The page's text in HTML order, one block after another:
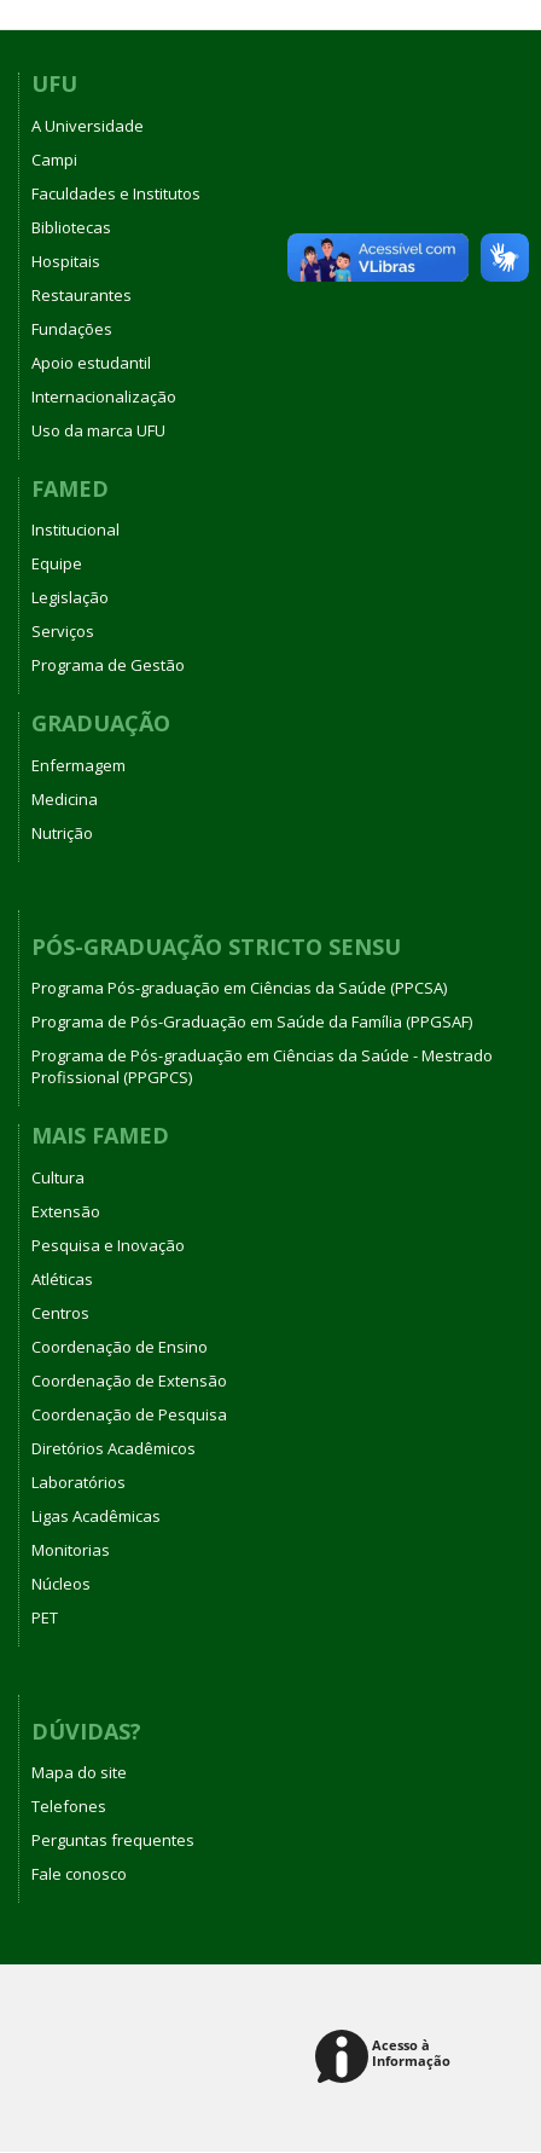
UFU
A Universidade
Campi
Faculdades e Institutos
Bibliotecas
Hospitais
Restaurantes
Fundações
Apoio estudantil
Internacionalização
Uso da marca UFU
FAMED
Institucional
Equipe
Legislação
Serviços
Programa de Gestão
GRADUAÇÃO
Enfermagem
Medicina
Nutrição
PÓS-GRADUAÇÃO STRICTO SENSU
Programa Pós-graduação em Ciências da Saúde (PPCSA)
Programa de Pós-Graduação em Saúde da Família (PPGSAF)
Programa de Pós-graduação em Ciências da Saúde - Mestrado
Profissional (PPGPCS)
MAIS FAMED
Cultura
Extensão
Pesquisa e Inovação
Atléticas
Centros
Coordenação de Ensino
Coordenação de Extensão
Coordenação de Pesquisa
Diretórios Acadêmicos
Laboratórios
Ligas Acadêmicas
Monitorias
Núcleos
PET
DÚVIDAS?
Mapa do site
Telefones
Perguntas frequentes
Fale conosco